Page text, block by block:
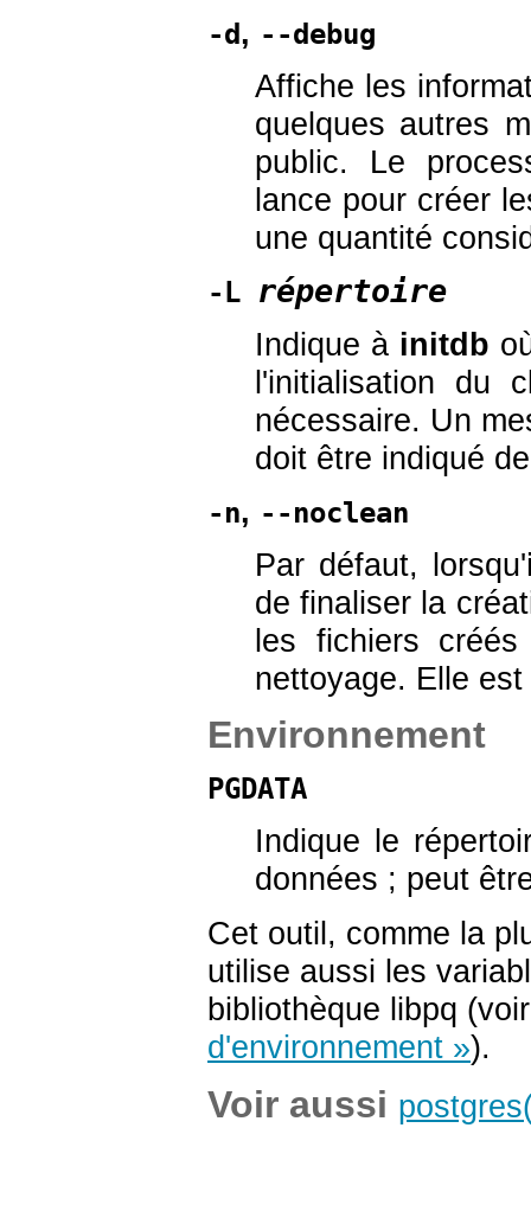
-d, --debug
Affiche les
quelques autres
public. Le
lance pour créer
une quantité
-L répertoire
Indique à initdb
l'initialisation du
nécessaire. Un
doit être indiqué
-n, --noclean
Par défaut, lorsqu'
de finaliser la
les fichiers
nettoyage. Elle
Environnement
PGDATA
Indique le
données ; peut
Cet outil, comme la
utilise aussi les
bibliothèque libpq
d'environnement »).
Voir aussi postgres